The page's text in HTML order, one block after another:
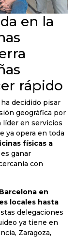
en la
rápido
ha decidido pisar
geográfica por
líder en servicios
ya opera en toda
físicas a
ganar
con
en
locales hasta
delegaciones
ya tiene en
Zaragoza,